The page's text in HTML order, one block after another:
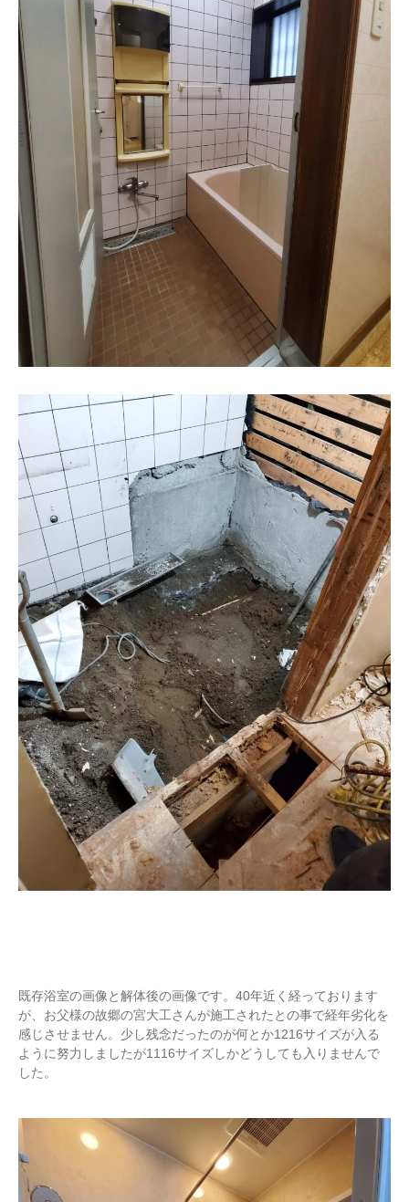
既存浴室の画像と解体後の画像です。40年近く経っております
が、お父様の故郷の宮大工さんが施工されたとの事で経年劣化を
感じさせません。少し残念だったのが何とか1216サイズが入る
ように努力しましたが1116サイズしかどうしても入りませんで
した。